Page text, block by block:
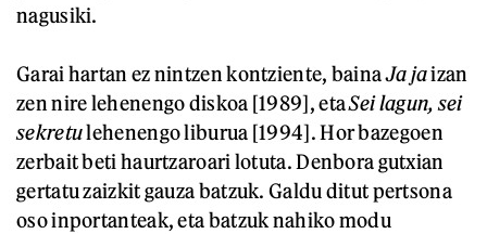
nagusiki.
Garai hartan ez nintzen kontziente, bainaJa jaizan
zen nire lehenengo diskoa [1989], etaSei lagun, sei
sekretulehenengo liburua [1994]. Hor bazegoen
zerbait beti haurtzaroari lotuta. Denbora gutxian
gertatu zaizkit gauza batzuk. Galdu ditut pertsona
oso inportanteak, eta batzuk nahiko modu